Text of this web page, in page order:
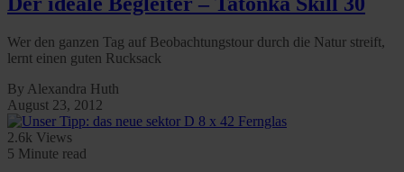
Wer den ganzen Tag auf Beobachtungstour durch die Natur streift,
lernt einen guten Rucksack
By Alexandra Huth
August 23, 2012
2.6k Views
5 Minute read